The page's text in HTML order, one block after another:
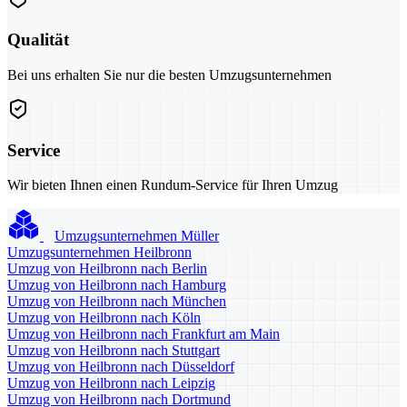
Qualität
Bei uns erhalten Sie nur die besten Umzugsunternehmen
Service
Wir bieten Ihnen einen Rundum-Service für Ihren Umzug
Umzugsunternehmen Müller
Umzugsunternehmen Heilbronn
Umzug von Heilbronn nach Berlin
Umzug von Heilbronn nach Hamburg
Umzug von Heilbronn nach München
Umzug von Heilbronn nach Köln
Umzug von Heilbronn nach Frankfurt am Main
Umzug von Heilbronn nach Stuttgart
Umzug von Heilbronn nach Düsseldorf
Umzug von Heilbronn nach Leipzig
Umzug von Heilbronn nach Dortmund